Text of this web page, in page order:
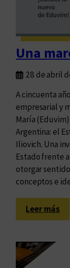
Una
28 de abril
A cincuenta
empresarial y
María
Argentina: el
Iliovich. Una
Estado frente
otorgar
conceptos e
Leer más:
U